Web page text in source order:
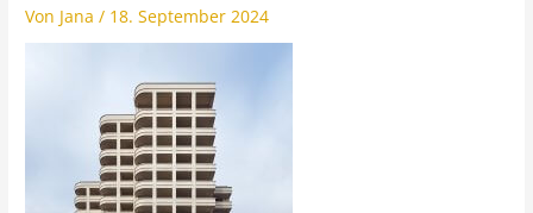
Von Jana/ 18. September 2024